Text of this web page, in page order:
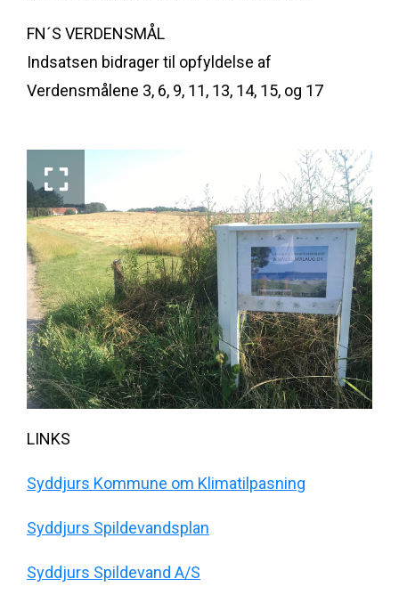
FN´S VERDENSMÅL
Indsatsen bidrager til opfyldelse af
Verdensmålene 3, 6, 9, 11, 13, 14, 15, og 17
LINKS
Syddjurs Kommune om Klimatilpasning
Syddjurs Spildevandsplan
Syddjurs Spildevand A/S